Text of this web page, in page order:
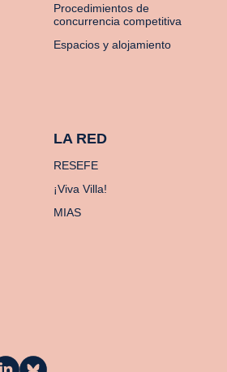
Procedimientos de
concurrencia competitiva
Espacios y alojamiento
LA RED
RESEFE
¡Viva Villa!
MIAS